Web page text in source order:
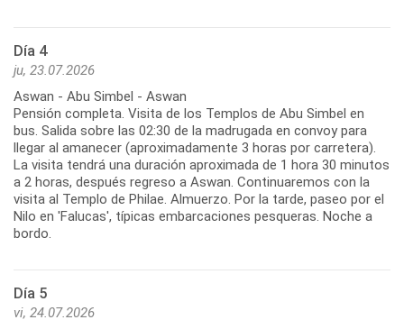
Día 4
ju, 23.07.2026
Aswan - Abu Simbel - Aswan
Pensión completa. Visita de los Templos de Abu Simbel en
bus. Salida sobre las 02:30 de la madrugada en convoy para
llegar al amanecer (aproximadamente 3 horas por carretera).
La visita tendrá una duración aproximada de 1 hora 30 minutos
a 2 horas, después regreso a Aswan. Continuaremos con la
visita al Templo de Philae. Almuerzo. Por la tarde, paseo por el
Nilo en 'Falucas', típicas embarcaciones pesqueras. Noche a
bordo.
Día 5
vi, 24.07.2026